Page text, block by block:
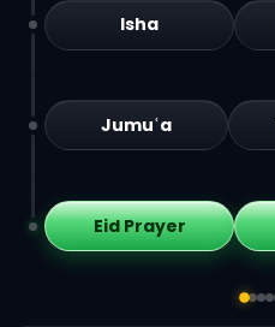
Isha
Jumuʿa
Eid Prayer